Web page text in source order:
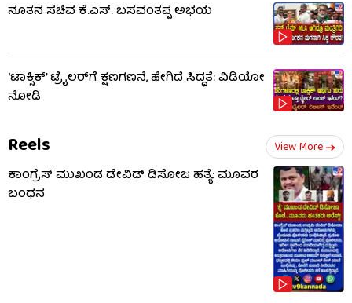
ನೂತನ ಸಚಿವ ಕೆ.ಎಸ್. ಬಸವಂತಪ್ಪ ಅಭಯ
‘ಟಾಕ್ಸಿಕ್’ ಟ್ರೈಲರ್​​ಗೆ ಕ್ಷಣಗಣನೆ, ಹೇಗಿದೆ ಸಿದ್ಧತೆ: ವಿಡಿಯೋ
ನೋಡಿ
Reels View More
ಕಾಂಗ್ರೆಸ್ ಮುಖಂಡ ಡೇವಿಡ್ ಡಿಸೋಜ ಹತ್ಯೆ: ಮೂವರ
ಬಂಧನ